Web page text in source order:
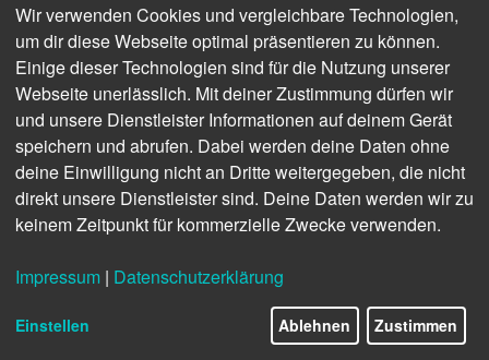
verschiedenen Mitarbeiterpersönlichkeiten und erklären,
wie Sie bei Konflikten in Ihrem Team gegensteuern
können. Die theoretischen Grundlagen wenden Sie
während des Seminars in verschiedenen praktischen
Übungen an.
Das Ziel:
Erfolgreichere Führung durch
optimiertes Rollenverständnis
Präsenzseminar mit
Teilnahmebescheinigung
Wir verwenden Cookies und vergleichbare Technologien,
um dir diese Webseite optimal präsentieren zu können.
Einige dieser Technologien sind für die Nutzung unserer
Webseite unerlässlich. Mit deiner Zustimmung dürfen wir
und unsere Dienstleister Informationen auf deinem Gerät
speichern und abrufen. Dabei werden deine Daten ohne
deine Einwilligung nicht an Dritte weitergegeben, die nicht
direkt unsere Dienstleister sind. Deine Daten werden wir zu
keinem Zeitpunkt für kommerzielle Zwecke verwenden.
Impressum | Datenschutzerklärung
Einstellen Ablehnen Zustimmen